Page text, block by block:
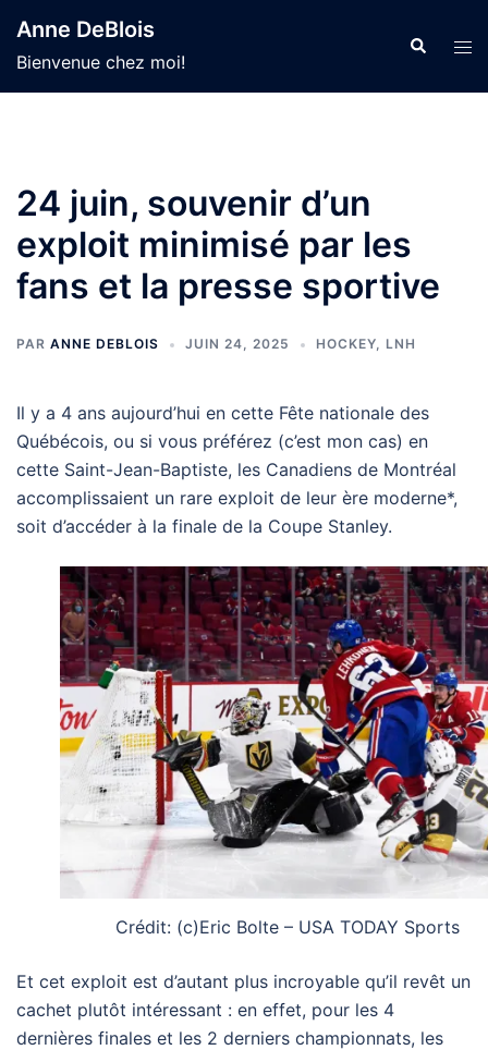
au
contenu
Anne DeBlois
Bienvenue chez moi!
24 juin, souvenir d’un
exploit minimisé par les
fans et la presse sportive
PAR ANNE DEBLOIS JUIN 24, 2025 HOCKEY, LNH
Il y a 4 ans aujourd’hui en cette Fête nationale des
Québécois, ou si vous préférez (c’est mon cas) en
cette Saint-Jean-Baptiste, les Canadiens de Montréal
accomplissaient un rare exploit de leur ère moderne*,
soit d’accéder à la finale de la Coupe Stanley.
Crédit: (c)Eric Bolte – USA TODAY Sports
Et cet exploit est d’autant plus incroyable qu’il revêt un
cachet plutôt intéressant : en effet, pour les 4
dernières finales et les 2 derniers championnats, les